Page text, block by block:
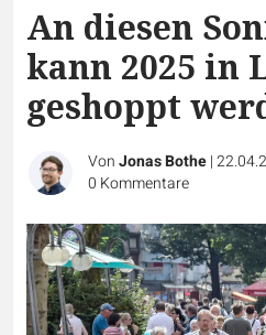
An diesen
kann 2025 in
geshoppt
VonJonas Bothe|
0 Kommentare